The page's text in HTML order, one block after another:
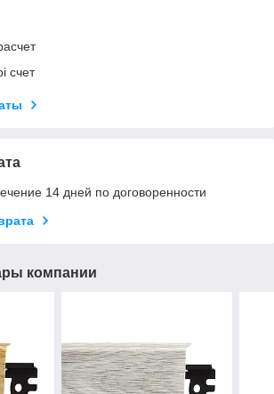
счет
14 дней по договоренности
компании